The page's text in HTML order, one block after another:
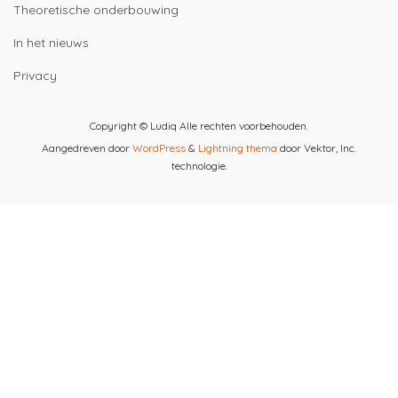
Theoretische onderbouwing
In het nieuws
Privacy
Copyright © Ludiq Alle rechten voorbehouden.
Aangedreven door WordPress & Lightning thema door Vektor, Inc.
technologie.